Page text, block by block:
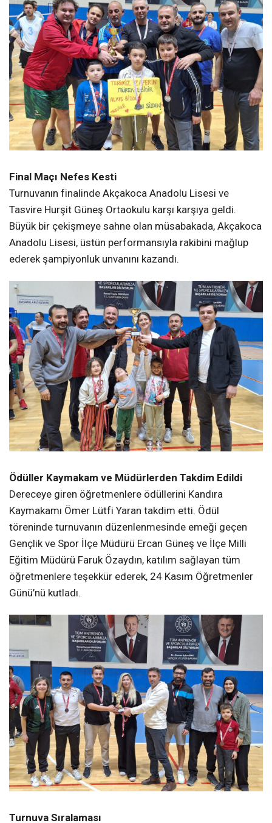
Final Maçı Nefes Kesti
Turnuvanın finalinde Akçakoca Anadolu Lisesi ve
Tasvire Hurşit Güneş Ortaokulu karşı karşıya geldi.
Büyük bir çekişmeye sahne olan müsabakada, Akçakoca
Anadolu Lisesi, üstün performansıyla rakibini mağlup
ederek şampiyonluk unvanını kazandı.
Ödüller Kaymakam ve Müdürlerden Takdim Edildi
Dereceye giren öğretmenlere ödüllerini Kandıra
Kaymakamı Ömer Lütfi Yaran takdim etti. Ödül
töreninde turnuvanın düzenlenmesinde emeği geçen
Gençlik ve Spor İlçe Müdürü Ercan Güneş ve İlçe Milli
Eğitim Müdürü Faruk Özaydın, katılım sağlayan tüm
öğretmenlere teşekkür ederek, 24 Kasım Öğretmenler
Günü’nü kutladı.
Turnuva Sıralaması